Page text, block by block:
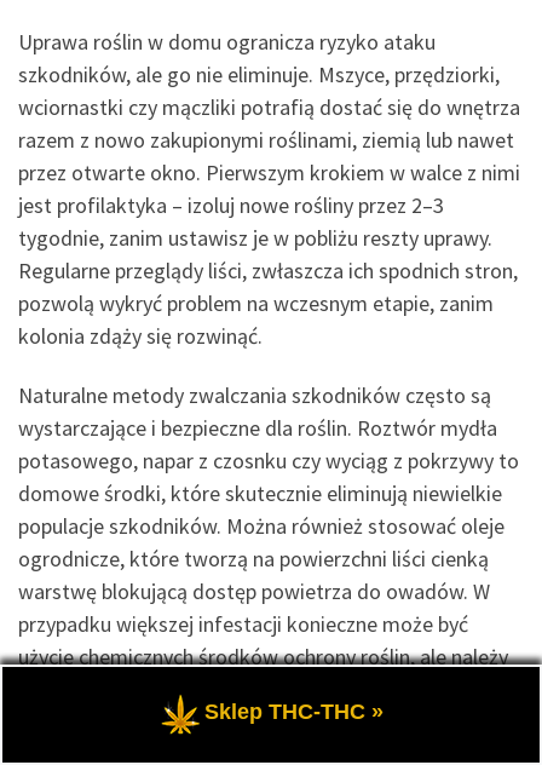
Uprawa roślin w domu ogranicza ryzyko ataku
szkodników, ale go nie eliminuje. Mszyce, przędziorki,
wciornastki czy mączliki potrafią dostać się do wnętrza
razem z nowo zakupionymi roślinami, ziemią lub nawet
przez otwarte okno. Pierwszym krokiem w walce z nimi
jest profilaktyka – izoluj nowe rośliny przez 2–3
tygodnie, zanim ustawisz je w pobliżu reszty uprawy.
Regularne przeglądy liści, zwłaszcza ich spodnich stron,
pozwolą wykryć problem na wczesnym etapie, zanim
kolonia zdąży się rozwinąć.
Naturalne metody zwalczania szkodników często są
wystarczające i bezpieczne dla roślin. Roztwór mydła
potasowego, napar z czosnku czy wyciąg z pokrzywy to
domowe środki, które skutecznie eliminują niewielkie
populacje szkodników. Można również stosować oleje
ogrodnicze, które tworzą na powierzchni liści cienką
warstwę blokującą dostęp powietrza do owadów. W
przypadku większej infestacji konieczne może być
użycie chemicznych środków ochrony roślin, ale należy
je stosować ostrożnie i zgodnie z zaleceniami
Sklep THC-THC »